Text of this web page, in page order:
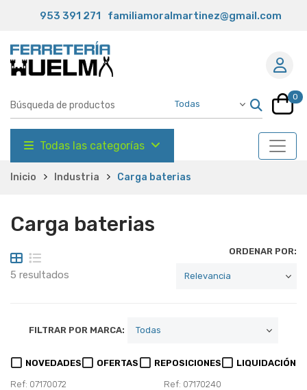
953 391 271 familiamoralmartinez@gmail.com
0
Todas las categorías
Inicio Industria Carga baterias
Carga baterias
5 resultados
ORDENAR POR:
FILTRAR POR MARCA:
NOVEDADES OFERTAS REPOSICIONES LIQUIDACIÓN
Ref: 07170072 Ref: 07170240